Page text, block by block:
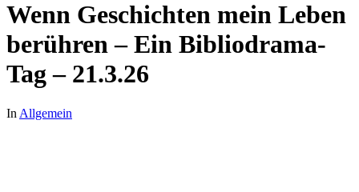
Wenn Geschichten mein Leben
berühren – Ein Bibliodrama-
Tag – 21.3.26
In Allgemein